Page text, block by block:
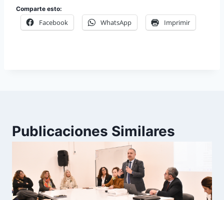
Comparte esto:
Facebook WhatsApp Imprimir
Publicaciones Similares